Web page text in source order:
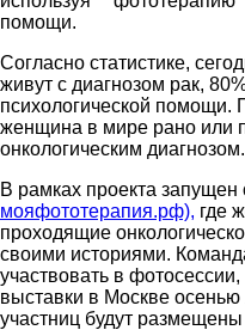
помощи.
Согласно статистике,
живут с диагнозом рак,
психологической
женщина в мире рано или
онкологическим диагнозом.
В рамках проекта запущен
мояфототерапия.рф), где
проходящие
своими историями.
участвовать в
выставки в Москве
участниц будут размещены